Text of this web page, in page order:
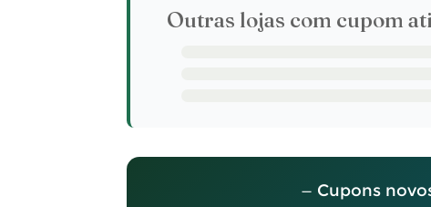
Outras lojas com cupom
— Cupons